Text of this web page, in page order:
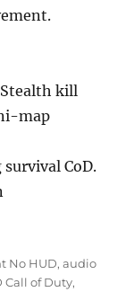
kill
map
CoD.
No HUD,audio
Call of Duty,